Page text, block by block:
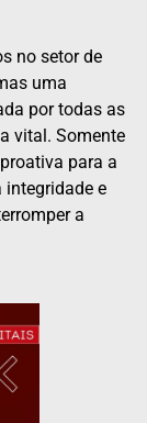
no setor de
uma
por todas as
vital. Somente
para a
integridade e
a